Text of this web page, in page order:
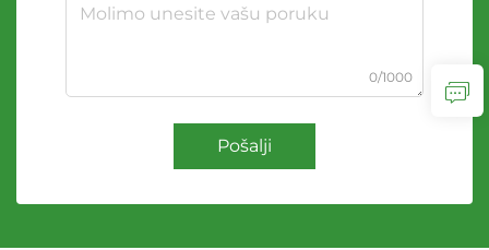
0/1000
Pošalji